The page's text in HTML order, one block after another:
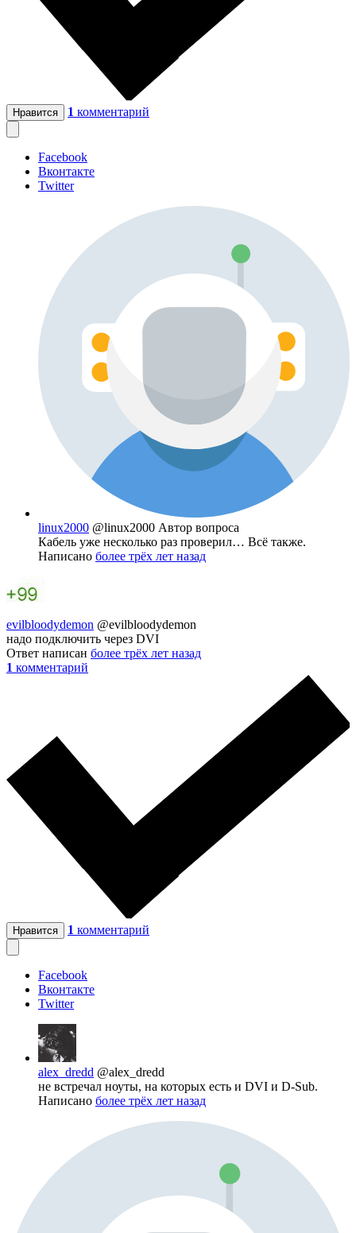
Нравится 1 комментарий
Facebook
Вконтакте
Twitter
linux2000 @linux2000 Автор вопроса
Кабель уже несколько раз проверил… Всё также.
Написано более трёх лет назад
evilbloodydemon @evilbloodydemon
надо подключить через DVI
Ответ написан более трёх лет назад
1 комментарий
Нравится 1 комментарий
Facebook
Вконтакте
Twitter
alex_dredd @alex_dredd
не встречал ноуты, на которых есть и DVI и D-Sub.
Написано более трёх лет назад